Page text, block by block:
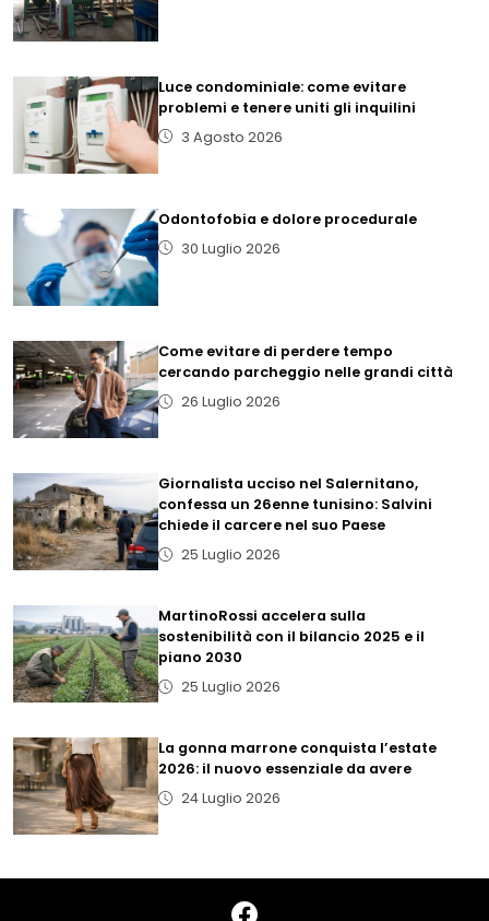
Luce condominiale: come evitare
problemi e tenere uniti gli inquilini
3 Agosto 2026
Odontofobia e dolore procedurale
30 Luglio 2026
Come evitare di perdere tempo
cercando parcheggio nelle grandi città
26 Luglio 2026
Giornalista ucciso nel Salernitano,
confessa un 26enne tunisino: Salvini
chiede il carcere nel suo Paese
25 Luglio 2026
MartinoRossi accelera sulla
sostenibilità con il bilancio 2025 e il
piano 2030
25 Luglio 2026
La gonna marrone conquista l’estate
2026: il nuovo essenziale da avere
24 Luglio 2026